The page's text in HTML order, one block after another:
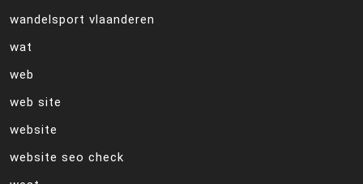
wandelsport vlaanderen
wat
web
web site
website
website seo check